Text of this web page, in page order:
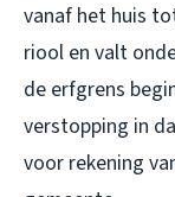
vanaf het huis
riool en valt
de erfgrens
verstopping in
voor rekening